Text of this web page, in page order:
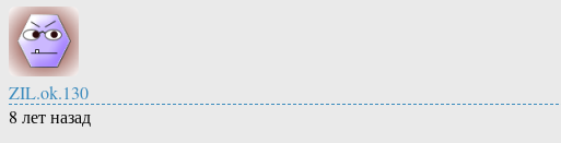
ZIL.ok.130
8 лет назад